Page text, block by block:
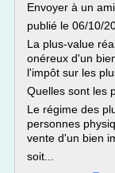
Envoyer à un ami
publié le 06/10/
La plus-value
onéreux d'un
l'impôt sur les
Quelles sont les
Le régime des
personnes
vente d'un bien
soit...